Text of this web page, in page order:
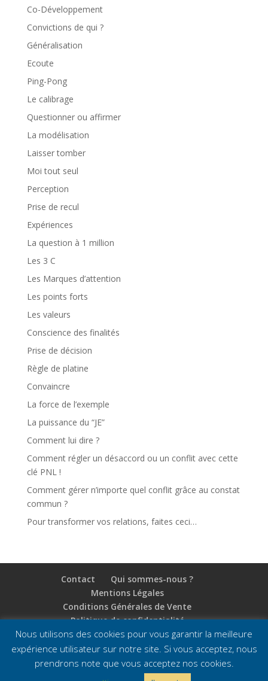
Co-Développement
Convictions de qui ?
Généralisation
Ecoute
Ping-Pong
Le calibrage
Questionner ou affirmer
La modélisation
Laisser tomber
Moi tout seul
Perception
Prise de recul
Expériences
La question à 1 million
Les 3 C
Les Marques d’attention
Les points forts
Les valeurs
Conscience des finalités
Prise de décision
Règle de platine
Convaincre
La force de l’exemple
La puissance du “JE”
Comment lui dire ?
Comment régler un désaccord ou un conflit avec cette
clé PNL !
Comment gérer n’importe quel conflit grâce au constat
commun ?
Pour transformer vos relations, faites ceci…
Contact
Qui sommes-nous ?
Mentions Légales
Conditions Générales de Vente
Politique de confidentialité
Portail de la Réussite Self-Trainingpropulsé par
Nous utilisons des cookies pour vous garantir la meilleure
expérience utilisateur sur notre site. Si vous acceptez, nous
prendrons note que vous acceptez nos cookies.